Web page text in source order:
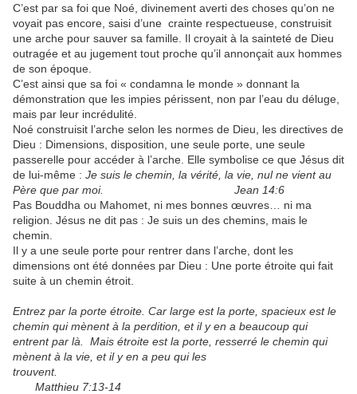
C’est par sa foi que Noé, divinement averti des choses qu’on ne
voyait pas encore, saisi d’une crainte respectueuse, construisit
une arche pour sauver sa famille. Il croyait à la sainteté de Dieu
outragée et au jugement tout proche qu’il annonçait aux hommes
de son époque.
C’est ainsi que sa foi « condamna le monde » donnant la
démonstration que les impies périssent, non par l’eau du déluge,
mais par leur incrédulité.
Noé construisit l’arche selon les normes de Dieu, les directives de
Dieu : Dimensions, disposition, une seule porte, une seule
passerelle pour accéder à l’arche. Elle symbolise ce que Jésus dit
de lui-même : Je suis le chemin, la vérité, la vie, nul ne vient au
Père que par moi. Jean 14:6
Pas Bouddha ou Mahomet, ni mes bonnes œuvres… ni ma
religion. Jésus ne dit pas : Je suis un des chemins, mais le
chemin.
Il y a une seule porte pour rentrer dans l’arche, dont les
dimensions ont été données par Dieu : Une porte étroite qui fait
suite à un chemin étroit.
Entrez par la porte étroite. Car large est la porte, spacieux est le
chemin qui mènent à la perdition, et il y en a beaucoup qui
entrent par là. Mais étroite est la porte, resserré le chemin qui
mènent à la vie, et il y en a peu qui les
trouvent.
Matthieu 7:13-14